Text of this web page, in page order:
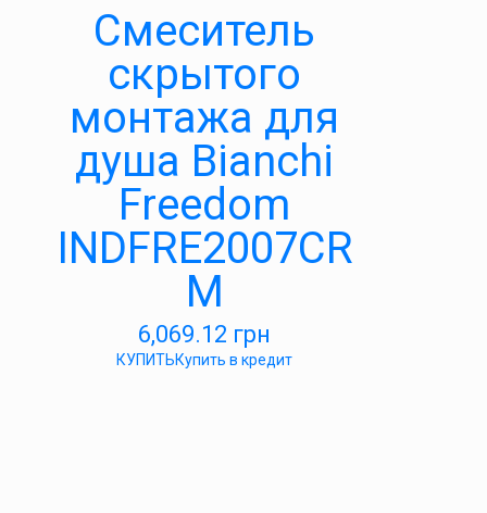
Смеситель
скрытого
монтажа для
душа Bianchi
Freedom
INDFRE2007CR
M
6,069.12 грн
КУПИТЬКупить в кредит